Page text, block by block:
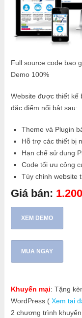
Full source code bao
Demo 100%
Website được thiết kế
đặc điểm nổi bật sau:
Theme và Plugin
Hỗ trợ các thiết bị
Hạn chế sử dụng
Code tối ưu công
Tùy chỉnh website
Giá bán:
XEM DEMO
MUA NGAY
Khuyến mại: Tặng
WordPress ( Xem tại
2 chương trình khuyến